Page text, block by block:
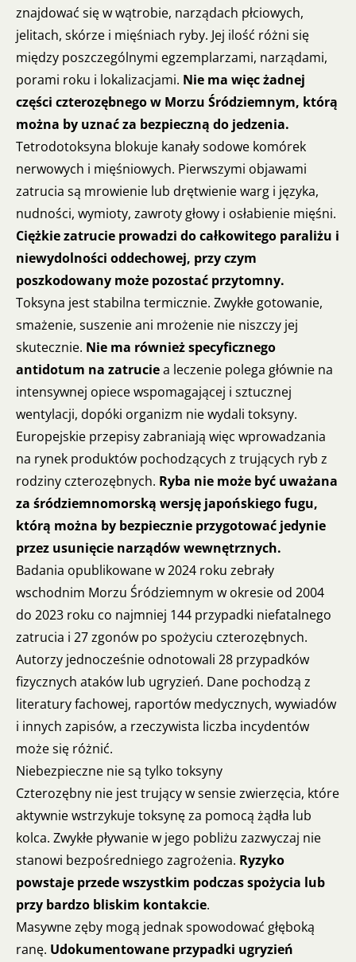
znajdować się w wątrobie, narządach płciowych,
jelitach, skórze i mięśniach ryby. Jej ilość różni się
między poszczególnymi egzemplarzami, narządami,
porami roku i lokalizacjami. Nie ma więc żadnej
części czterozębnego w Morzu Śródziemnym, którą
można by uznać za bezpieczną do jedzenia.
Tetrodotoksyna blokuje kanały sodowe komórek
nerwowych i mięśniowych. Pierwszymi objawami
zatrucia są mrowienie lub drętwienie warg i języka,
nudności, wymioty, zawroty głowy i osłabienie mięśni.
Ciężkie zatrucie prowadzi do całkowitego paraliżu i
niewydolności oddechowej, przy czym
poszkodowany może pozostać przytomny.
Toksyna jest stabilna termicznie. Zwykłe gotowanie,
smażenie, suszenie ani mrożenie nie niszczy jej
skutecznie. Nie ma również specyficznego
antidotum na zatruciea leczenie polega głównie na
intensywnej opiece wspomagającej i sztucznej
wentylacji, dopóki organizm nie wydali toksyny.
Europejskie przepisy zabraniają więc wprowadzania
na rynek produktów pochodzących z trujących ryb z
rodziny czterozębnych. Ryba nie może być uważana
za śródziemnomorską wersję japońskiego fugu,
którą można by bezpiecznie przygotować jedynie
przez usunięcie narządów wewnętrznych.
Badania opublikowane w 2024 roku zebrały
wschodnim Morzu Śródziemnym w okresie od 2004
do 2023 roku co najmniej 144 przypadki niefatalnego
zatrucia i 27 zgonów po spożyciu czterozębnych.
Autorzy jednocześnie odnotowali 28 przypadków
fizycznych ataków lub ugryzień. Dane pochodzą z
literatury fachowej, raportów medycznych, wywiadów
i innych zapisów, a rzeczywista liczba incydentów
może się różnić.
Niebezpieczne nie są tylko toksyny
Czterozębny nie jest trujący w sensie zwierzęcia, które
aktywnie wstrzykuje toksynę za pomocą żądła lub
kolca. Zwykłe pływanie w jego pobliżu zazwyczaj nie
stanowi bezpośredniego zagrożenia. Ryzyko
powstaje przede wszystkim podczas spożycia lub
przy bardzo bliskim kontakcie.
Masywne zęby mogą jednak spowodować głęboką
ranę. Udokumentowane przypadki ugryzień